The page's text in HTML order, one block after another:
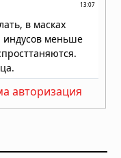
авторизация